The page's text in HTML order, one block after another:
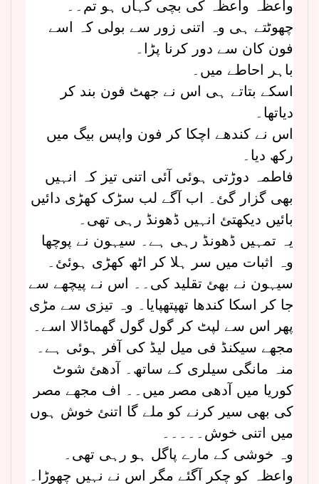
واعظہ واعظہ کی بچی کہاں ہو تم۔۔
چھوٹتے ہی وہ اتنی زور سے بولی کہ اسے
فون کان سے دور کرنا پڑا۔
باہر احاطے میں۔
اسکے بتاتے ہی اس نے جھٹ فون بند کر
دیاتھا۔
اس نے کندھے اچکا کر فون واپس بیگ میں
رکھ دیا۔
فاطمہ دوڑتی ہوئی آئی اتنی تیز کہ انہیں
بھی گزار گئ۔ اب آگے لب سڑک کھڑی دائیں
بائیں دیکھتئ انہیں ڈھونڈ رہی تھی۔
یہ تمہیں ڈھونڈ رہی ہے۔ سیہون نے پوچھا
وہ اثبات میں سر ہلا کر اٹھ کھڑی ہوئئ۔
سیہون نے بھئ تقلید کی۔۔ اس نے پیچھے سے
جا کر اسکا کندھا تھپتھپایا۔ وہ تیزی سے مڑی
پھر اس سے لپٹ کر گول گول گھماڈالا اسے۔
مجھے سیکنڈ فی میل لیڈ کی آفر ہوئی ہے۔
منہ مانگی سیلری کے ساتھ۔ آدھئ شوٹ
کوریا میں آدھی مصر میں۔۔ اف مجھے مصر
کی بھی سیر کرنے کو ملے گا اتنئ خوش ہوں
میں اتنی خوش۔۔۔۔۔
وہ خوشی کے مارے پاگل ہو رہی تھی۔
واعظہ کو چکر آگئے مگر اس نے نہیں چھوڑا۔